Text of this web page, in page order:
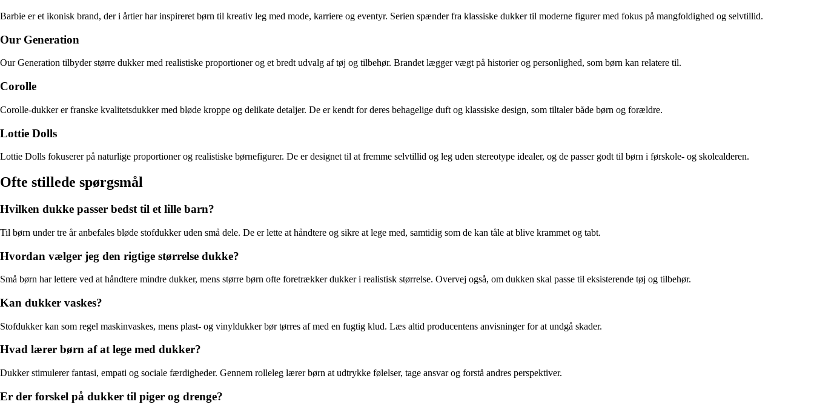
Barbie er et ikonisk brand, der i årtier har inspireret børn til kreativ leg med mode, karriere og eventyr. Serien spænder fra klassiske dukker til moderne figurer med fokus på mangfoldighed og selvtillid.
Our Generation
Our Generation tilbyder større dukker med realistiske proportioner og et bredt udvalg af tøj og tilbehør. Brandet lægger vægt på historier og personlighed, som børn kan relatere til.
Corolle
Corolle-dukker er franske kvalitetsdukker med bløde kroppe og delikate detaljer. De er kendt for deres behagelige duft og klassiske design, som tiltaler både børn og forældre.
Lottie Dolls
Lottie Dolls fokuserer på naturlige proportioner og realistiske børnefigurer. De er designet til at fremme selvtillid og leg uden stereotype idealer, og de passer godt til børn i førskole- og skolealderen.
Ofte stillede spørgsmål
Hvilken dukke passer bedst til et lille barn?
Til børn under tre år anbefales bløde stofdukker uden små dele. De er lette at håndtere og sikre at lege med, samtidig som de kan tåle at blive krammet og tabt.
Hvordan vælger jeg den rigtige størrelse dukke?
Små børn har lettere ved at håndtere mindre dukker, mens større børn ofte foretrækker dukker i realistisk størrelse. Overvej også, om dukken skal passe til eksisterende tøj og tilbehør.
Kan dukker vaskes?
Stofdukker kan som regel maskinvaskes, mens plast- og vinyldukker bør tørres af med en fugtig klud. Læs altid producentens anvisninger for at undgå skader.
Hvad lærer børn af at lege med dukker?
Dukker stimulerer fantasi, empati og sociale færdigheder. Gennem rolleleg lærer børn at udtrykke følelser, tage ansvar og forstå andres perspektiver.
Er der forskel på dukker til piger og drenge?